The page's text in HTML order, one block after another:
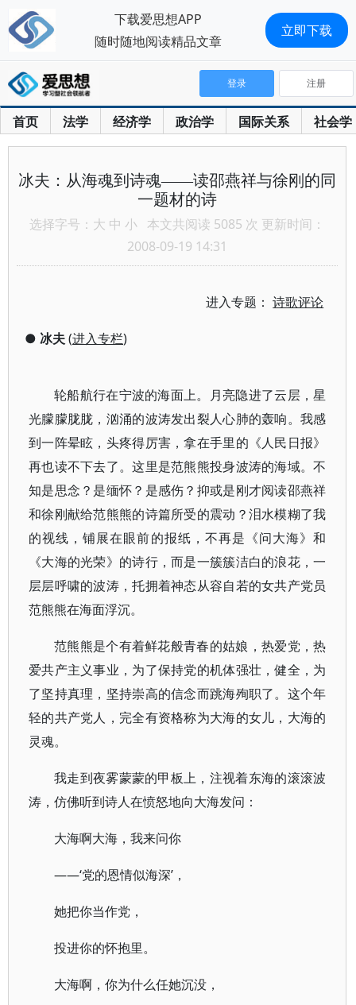
首页 法学 经济学 政治学 国际关系 社会学
登录 注册
冰夫：从海魂到诗魂——读邵燕祥与徐刚的同
一题材的诗
选择字号： 大 中 小 本文共阅读 5085 次 更新时间：
2008-09-19 14:31
进入专题：诗歌评论
● 冰夫(进入专栏)
轮船航行在宁波的海面上。月亮隐进了云层，星
光朦朦胧胧，汹涌的波涛发出裂人心肺的轰响。我感
到一阵晕眩，头疼得厉害，拿在手里的《人民日报》
再也读不下去了。这里是范熊熊投身波涛的海域。不
知是思念？是缅怀？是感伤？抑或是刚才阅读邵燕祥
和徐刚献给范熊熊的诗篇所受的震动？泪水模糊了我
的视线，铺展在眼前的报纸，不再是《问大海》和
《大海的光荣》的诗行，而是一簇簇洁白的浪花，一
层层呼啸的波涛，托拥着神态从容自若的女共产党员
范熊熊在海面浮沉。
范熊熊是个有着鲜花般青春的姑娘，热爱党，热
爱共产主义事业，为了保持党的机体强壮，健全，为
了坚持真理，坚持崇高的信念而跳海殉职了。这个年
轻的共产党人，完全有资格称为大海的女儿，大海的
灵魂。
我走到夜雾蒙蒙的甲板上，注视着东海的滚滚波
涛，仿佛听到诗人在愤怒地向大海发问：
大海啊大海，我来问你
——‘党的恩情似海深’，
她把你当作党，
投进你的怀抱里。
大海啊，你为什么任她沉没，
下载爱思想APP
随时随地阅读精品文章
立即下载